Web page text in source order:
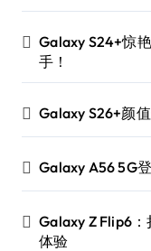
Galaxy S24+惊
手！
Galaxy S26+颜
Galaxy A56 5G
Galaxy Z Flip6
体验